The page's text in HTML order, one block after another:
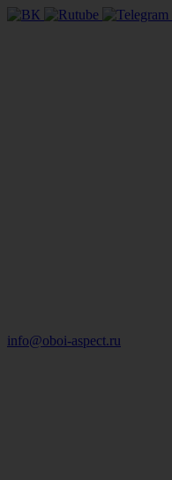
info@oboi-aspect.ru